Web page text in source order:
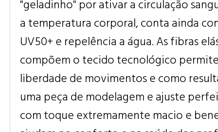
"geladinho" por ativar a circulação
a temperatura corporal, conta ainda
UV50+ e repelência a água. As fibras
compõem o tecido tecnológico
liberdade de movimentos e como
uma peça de modelagem e ajuste
com toque extremamente macio e